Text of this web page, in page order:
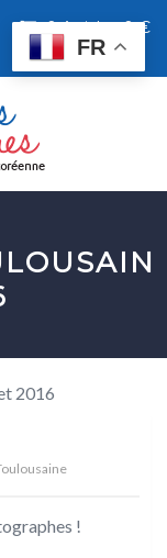
0 Article 0 €
2016
!
FR